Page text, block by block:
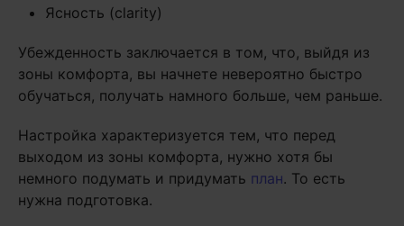
Ясность (clarity)
Убежденность заключается в том, что, выйдя из
зоны комфорта, вы начнете невероятно быстро
обучаться, получать намного больше, чем раньше.
Настройка характеризуется тем, что перед
выходом из зоны комфорта, нужно хотя бы
немного подумать и придумать план. То есть
нужна подготовка.